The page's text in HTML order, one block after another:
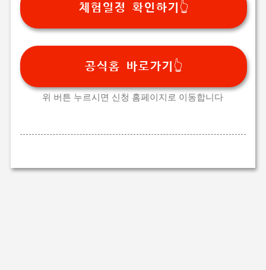
체험일정 확인하기👆
공식홈 바로가기👆
위 버튼 누르시면 신청 홈페이지로 이동합니다